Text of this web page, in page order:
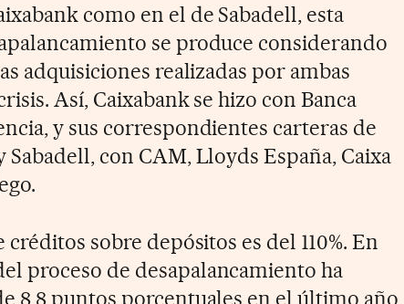
como en el de Sabadell, esta
se produce considerando
adquisiciones realizadas por ambas
Así, Caixabank se hizo con Banca
y sus correspondientes carteras de
con CAM, Lloyds España, Caixa
sobre depósitos es del 110%. En
proceso de desapalancamiento ha
8,8 puntos porcentuales en el último año,